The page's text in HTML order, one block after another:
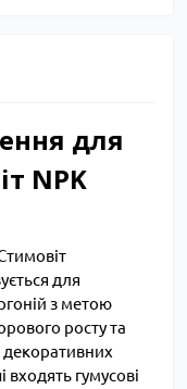
для
NPK
для
з метою
росту та
гумусові